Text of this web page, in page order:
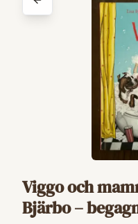
Viggo och
Bjärbo –